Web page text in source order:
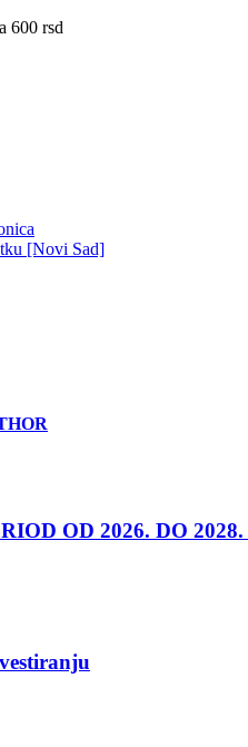
600 rsd
[Novi Sad]
OD 2026. DO